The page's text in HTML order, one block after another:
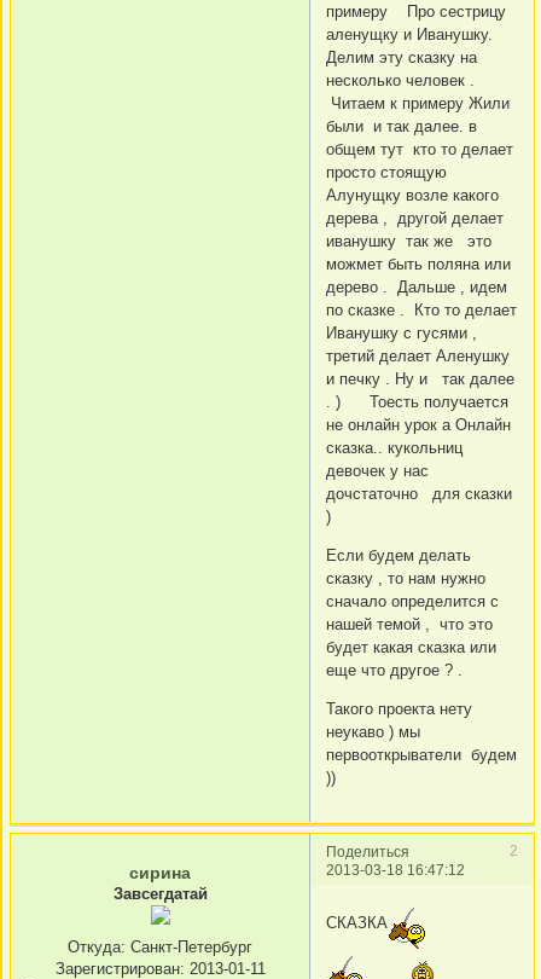
примеру Про сестрицу
аленущку и Иванушку.
Делим эту сказку на
несколько человек .
Читаем к примеру Жили
были и так далее. в
общем тут кто то делает
просто стоящую
Алунущку возле какого
дерева , другой делает
иванушку так же это
можмет быть поляна или
дерево . Дальше , идем
по сказке . Кто то делает
Иванушку с гусями ,
третий делает Аленушку
и печку . Ну и так далее
. ) Тоесть получается
не онлайн урок а Онлайн
сказка.. кукольниц
девочек у нас
дочстаточно для сказки
)
Если будем делать
сказку , то нам нужно
сначало определится с
нашей темой , что это
будет какая сказка или
еще что другое ? .
Такого проекта нету
неукаво ) мы
первооткрыватели будем
))
Поделиться
2
2013-03-18 16:47:12
сирина
Завсегдатай
Откуда: Санкт-Петербург
Зарегистрирован: 2013-01-11
СКАЗКА